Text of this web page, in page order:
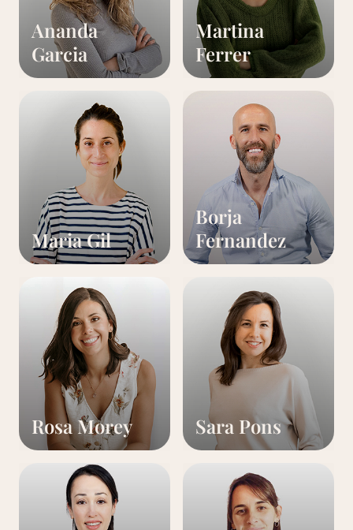
Ananda
Garcia
Martina
Ferrer
Maria Gil
Borja
Fernandez
Rosa Morey Sara Pons